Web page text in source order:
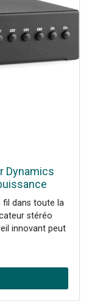
Dynamics
fil dans toute la
stéréo
innovant peut
fil grâce à
à la pointe
Il est équipé
à votre